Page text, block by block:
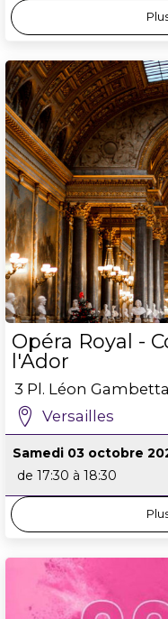
Opéra Royal -
l'Ador
3 Pl. Léon
Versailles
Samedi 03 octobre
de 17:30 à 18:30